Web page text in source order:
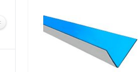
В избранное
К сравнению В наличии